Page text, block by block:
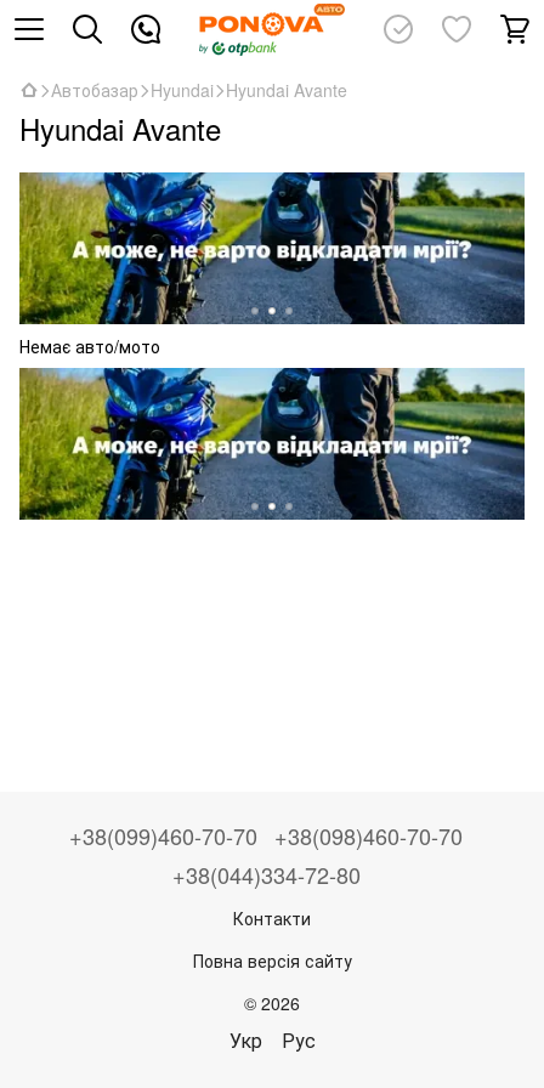
Автобазар Hyundai Hyundai Avante
Hyundai Avante
Немає авто/мото
+38(099)460-70-70
+38(098)460-70-70
+38(044)334-72-80
Контакти
Повна версія сайту
© 2026
Укр Рус